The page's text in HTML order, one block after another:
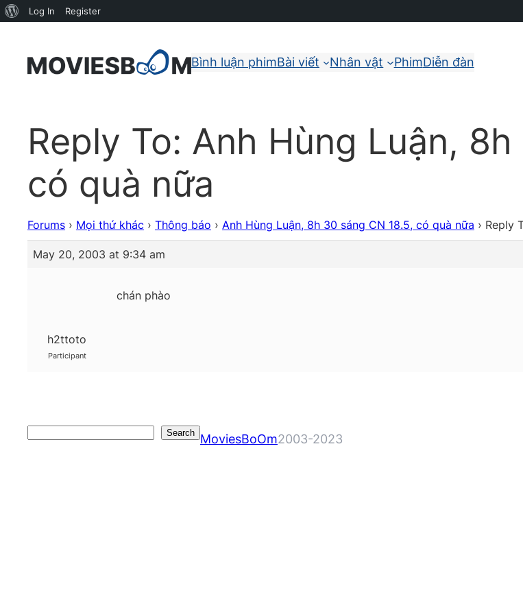
Bình luận phimBài viết Nhân vật PhimDiễn đàn
Reply To: Anh Hùng Luận,
có quà nữa
Forums › Mọi thứ khác › Thông báo › Anh Hùng Luận, 8h 30 sáng CN 18.5, có quà nữa › Reply
May 20, 2003 at 9:34 am
h2ttoto
Participant
chán phào
Search MoviesBoOm2003-2023
About
Log In Register